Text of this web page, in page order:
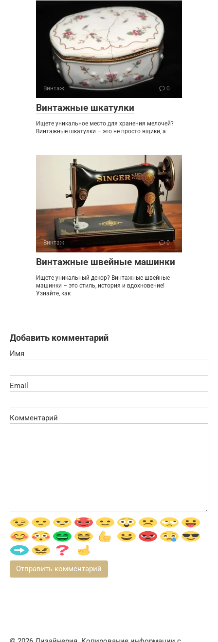
Винтаж 0
Винтажные шкатулки
Ищете уникальное место для хранения мелочей?
Винтажные шкатулки – это не просто ящики, а
Винтаж 0
Винтажные швейные машинки
Ищете уникальный декор? Винтажные швейные
машинки – это стиль, история и вдохновение!
Узнайте, как
Добавить комментарий
Имя
Email
Комментарий